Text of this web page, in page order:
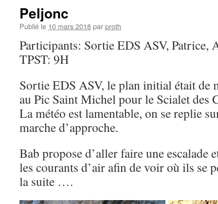
Peljonc
Publié le 10 mars 2018parproth
Participants: Sortie EDS ASV, Patrice,
TPST: 9H
Sortie EDS ASV, le plan initial était de
au Pic Saint Michel pour le Scialet des
La météo est lamentable, on se replie
marche d’approche.
Bab propose d’aller faire une escalade
les courants d’air afin de voir où ils se
la suite ….